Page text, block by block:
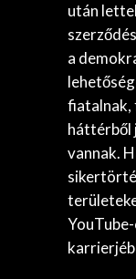
után
a
fiatalnak,
háttérből
vannak.